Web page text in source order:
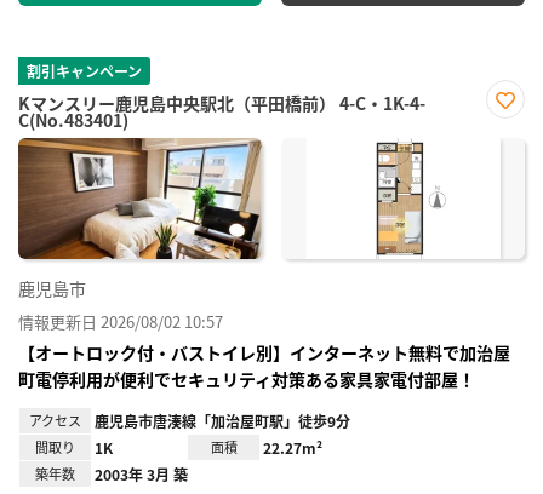
割引キャンペーン
Kマンスリー鹿児島中央駅北（平田橋前） 4-C・1K-4-
C(No.483401)
に入
鹿児島市
情報更新日 2026/08/02 10:57
【オートロック付・バストイレ別】インターネット無料で加治屋
町電停利用が便利でセキュリティ対策ある家具家電付部屋！
アクセス 鹿児島市唐湊線「加治屋町駅」徒歩9分
間取り 1K 面積 22.27m²
築年数 2003年 3月 築